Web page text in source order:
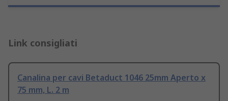
Link consigliati
Canalina per cavi Betaduct 1046 25mm Aperto x
75 mm, L. 2 m